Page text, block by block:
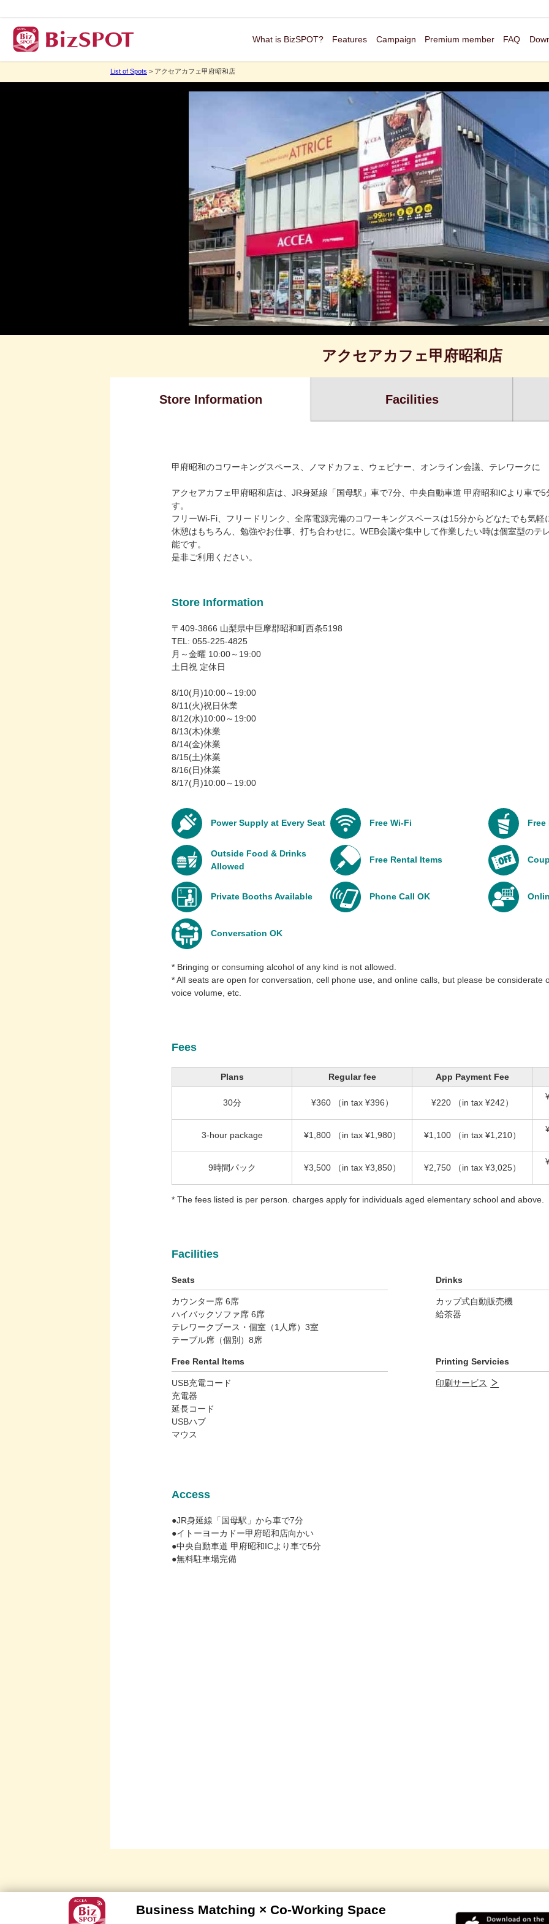
What is BizSPOT? Features Campaign Premium member FAQ
List of Spots > アクセアカフェ甲府昭和店
アクセアカフェ甲府昭和店
Store Information Facilities
甲府昭和のコワーキングスペース、ノマドカフェ、ウェビナー、オンライン会議、テレワークに
アクセアカフェ甲府昭和店は、JR身延線「国母駅」車で7分、中央自動車道 甲府昭和ICより車で
す。
フリーWi-Fi、フリードリンク、全席電源完備のコワーキングスペースは15分からどなたでも気軽
休憩はもちろん、勉強やお仕事、打ち合わせに。WEB会議や集中して作業したい時は個室型のテ
能です。
是非ご利用ください。
Store Information
〒409-3866 山梨県中巨摩郡昭和町西条5198
TEL: 055-225-4825
月～金曜 10:00～19:00
土日祝 定休日
8/10(月)10:00～19:00
8/11(火)祝日休業
8/12(水)10:00～19:00
8/13(木)休業
8/14(金)休業
8/15(土)休業
8/16(日)休業
8/17(月)10:00～19:00
Power Supply at Every Seat Free Wi-Fi Free
Outside Food & Drinks
Allowed
Free Rental Items
Private Booths Available Phone Call OK
Conversation OK
* Bringing or consuming alcohol of any kind is not allowed.
* All seats are open for conversation, cell phone use, and online calls, but please be considerate
voice volume, etc.
Fees
Plans Regular fee App Payment Fee
30分 ¥360 （in tax ¥396） ¥220 （in tax ¥242）
3-hour package ¥1,800 （in tax ¥1,980） ¥1,100 （in tax ¥1,210）
9時間パック ¥3,500 （in tax ¥3,850） ¥2,750 （in tax ¥3,025）
* The fees listed is per person. charges apply for individuals aged elementary school and above.
Facilities
Seats
カウンター席 6席
ハイバックソファ席 6席
テレワークブース・個室（1人席）3室
テーブル席（個別）8席
Drinks
カップ式自動販売機
給茶器
Free Rental Items
USB充電コード
充電器
延長コード
USBハブ
マウス
Printing Servicies
印刷サービス
Access
●JR身延線「国母駅」から車で7分
●イトーヨーカドー甲府昭和店向かい
●中央自動車道 甲府昭和ICより車で5分
●無料駐車場完備
Business Matching × Co-Working Space